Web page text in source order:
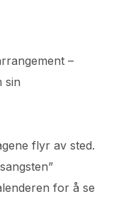
–
sin
flyr av sted.
for å se